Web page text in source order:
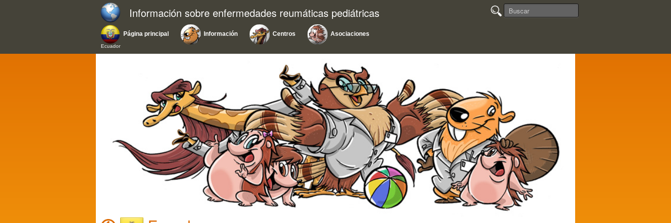
Información sobre enfermedades reumáticas pediátricas
Página principal
Ecuador
Información Centros Asociaciones